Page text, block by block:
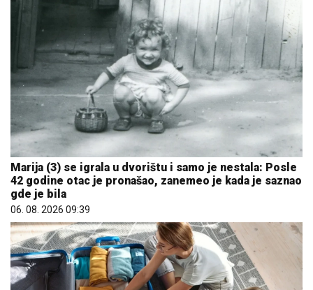
Marija (3) se igrala u dvorištu i samo je nestala: Posle
42 godine otac je pronašao, zanemeo je kada je saznao
gde je bila
06. 08. 2026 09:39